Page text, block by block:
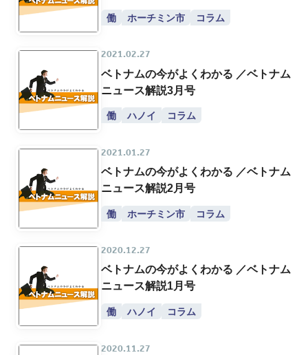
働 ホーチミン市 コラム
2021.02.27
ベトナムの今がよくわかる ／ベトナム
ニュース解説3月号
働 ハノイ コラム
2021.01.27
ベトナムの今がよくわかる ／ベトナム
ニュース解説2月号
働 ホーチミン市 コラム
2020.12.27
ベトナムの今がよくわかる ／ベトナム
ニュース解説1月号
働 ハノイ コラム
2020.11.27